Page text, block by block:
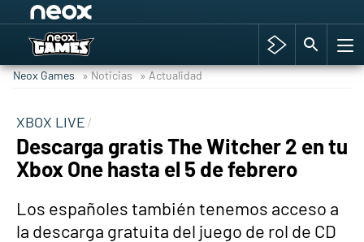
Hyrule Warriors: La Era del Cataclismo
Cyberpunk 2077
Hyrule Warriors
Neox Games » Noticias » Actualidad
XBOX LIVE
Descarga gratis The Witcher 2 en tu
Xbox One hasta el 5 de febrero
Los españoles también tenemos acceso a
la descarga gratuita del juego de rol de CD